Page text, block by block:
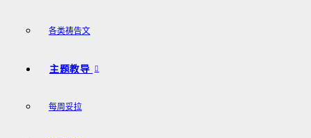
各类祷告文
主题教导
每周妥拉